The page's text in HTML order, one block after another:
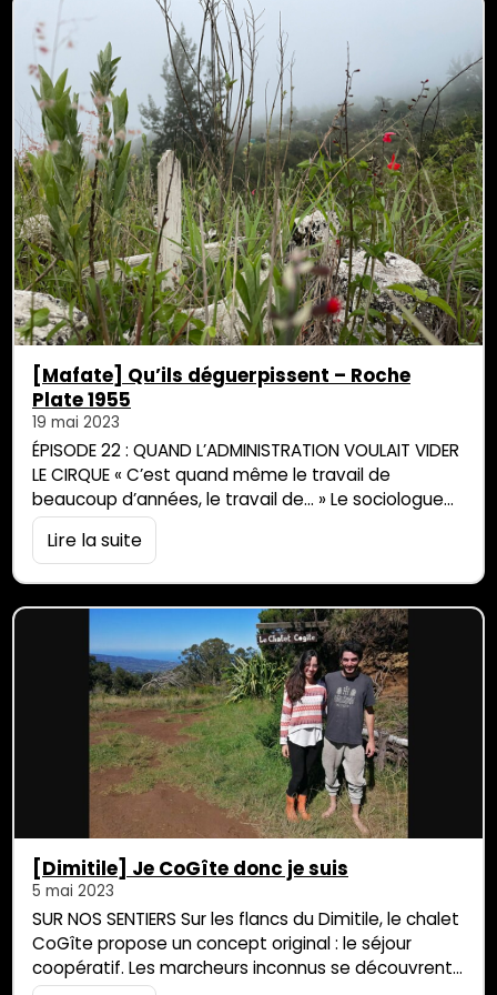
dernier dans la […]
[Mafate] Qu’ils déguerpissent – Roche
Plate 1955
19 mai 2023
ÉPISODE 22 : QUAND L’ADMINISTRATION VOULAIT VIDER
LE CIRQUE « C’est quand même le travail de
beaucoup d’années, le travail de… » Le sociologue
Arnold Jaccoud sourit sans finir sa phrase. Mais c’est
bien « le travail d’une vie » qu’il partage avec les
lecteurs de Parallèle Sud. Lors du précédent
recherche […]
Lire la suite
[Dimitile] Je CoGîte donc je suis
5 mai 2023
SUR NOS SENTIERS Sur les flancs du Dimitile, le chalet
CoGîte propose un concept original : le séjour
coopératif. Les marcheurs inconnus se découvrent